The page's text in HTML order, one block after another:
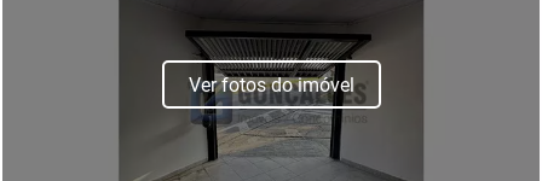
Ver fotos do imóvel